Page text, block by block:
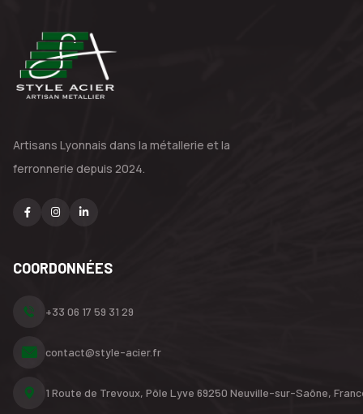
Artisans Lyonnais dans la métallerie et la
ferronnerie depuis 2024.
COORDONNÉES
+33 06 17 59 31 29
contact@style-acier.fr
1 Route de Trevoux, Pôle Lyve 69250 Neuville-sur-Saône,